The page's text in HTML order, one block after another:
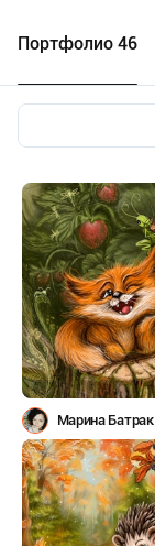
Портфолио 46
Марина Батрак